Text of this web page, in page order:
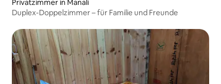
Privatzimmer in Manali
Duplex-Doppelzimmer – für Familie und Freunde